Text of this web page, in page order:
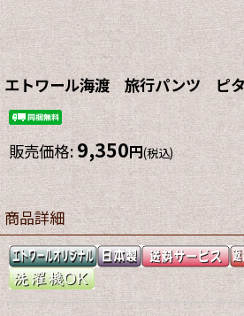
エトワール海渡 旅行パンツ ピ
販売価格: 9,350円(税込)
商品詳細